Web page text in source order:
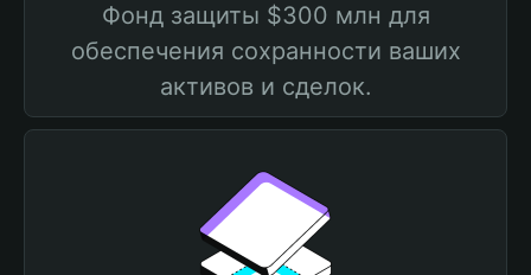
Фонд защиты $300 млн для
обеспечения сохранности ваших
активов и сделок.